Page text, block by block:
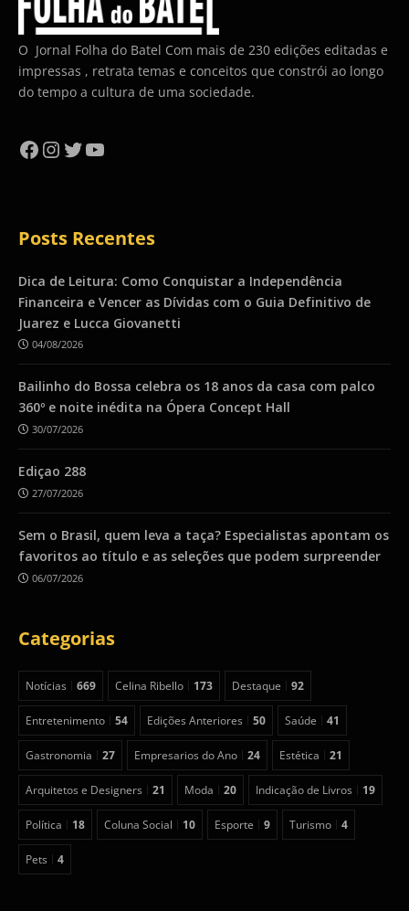
O Jornal Folha do Batel Com mais de 230 edições editadas e
impressas , retrata temas e conceitos que constrói ao longo
do tempo a cultura de uma sociedade.
Facebook
Instagram
Twitter
YouTube
Posts Recentes
Dica de Leitura: Como Conquistar a Independência
Financeira e Vencer as Dívidas com o Guia Definitivo de
Juarez e Lucca Giovanetti
04/08/2026
Bailinho do Bossa celebra os 18 anos da casa com palco
360º e noite inédita na Ópera Concept Hall
30/07/2026
Ediçao 288
27/07/2026
Sem o Brasil, quem leva a taça? Especialistas apontam os
favoritos ao título e as seleções que podem surpreender
06/07/2026
Categorias
Notícias 669 Celina Ribello 173 Destaque 92
Entretenimento 54 Edições Anteriores 50 Saúde 41
Gastronomia 27 Empresarios do Ano 24 Estética 21
Arquitetos e Designers 21 Moda 20 Indicação de Livros 19
Política 18 Coluna Social 10 Esporte 9 Turismo 4
Pets 4